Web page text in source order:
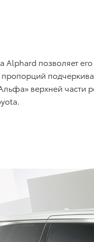
Alphard позволяет
верхней части